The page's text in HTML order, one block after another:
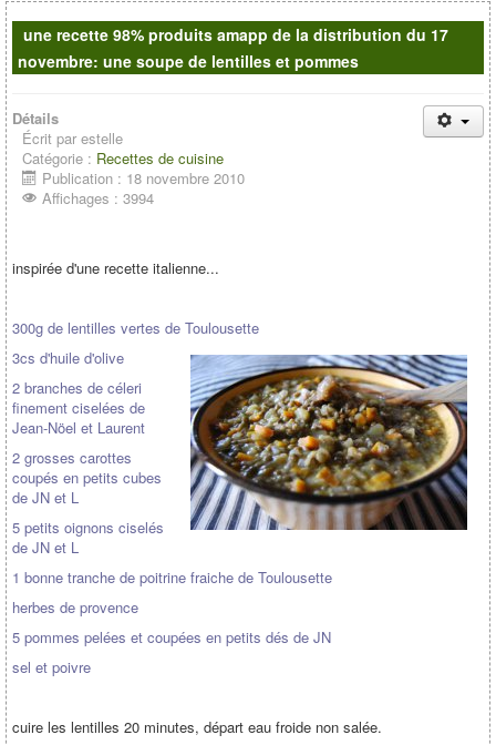
Contacts
une recette 98% produits amapp de la distribution du 17
novembre: une soupe de lentilles et pommes
Détails
Écrit par estelle
Catégorie : Recettes de cuisine
Publication : 18 novembre 2010
Affichages : 3994
inspirée d'une recette italienne...
300g de lentilles vertes de Toulousette
3cs d'huile d'olive
2 branches de céleri
finement ciselées de
Jean-Nöel et Laurent
2 grosses carottes
coupés en petits cubes
de JN et L
5 petits oignons ciselés
de JN et L
1 bonne tranche de poitrine fraiche de Toulousette
herbes de provence
5 pommes pelées et coupées en petits dés de JN
sel et poivre
cuire les lentilles 20 minutes, départ eau froide non salée.